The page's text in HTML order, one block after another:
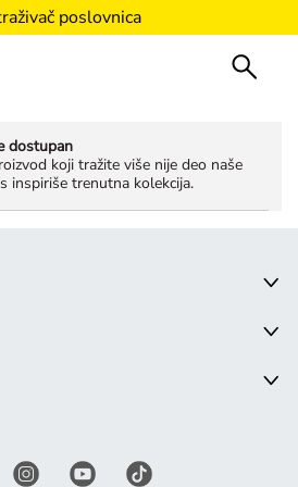
poslovnica
dostupan
koji tražite više nije deo naše
inspiriše trenutna kolekcija.